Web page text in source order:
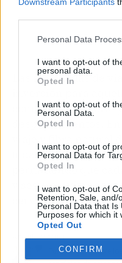
Personal Data
I want to opt-out of
personal data.
Opted In
I want to opt-out of
Personal Data.
Opted In
I want to opt-out of
Personal Data for
Opted In
I want to opt-out of
Retention, Sale, and/
Personal Data that Is
Purposes for which it
Opted Out
CONFIRM
Las almohadas de
comodidad, soporte
desplazamientos.
todas las ventajas a
permitiendo que
y seguro, evitando
cervicales.
Artículo anterior
PuntoSeguro sobre los